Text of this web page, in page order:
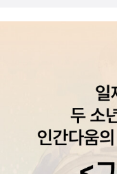
의한 논증의 전형적인
무로 존재성을 부여하
것으로 전지전능(全知
명은 <테아이테토스>
가의 특별한 순간들>
이라면, 평생도는 양반
게 평생도는 자신이 살
현재/현실태를 대상으
이미지를 갖는다면 '죽
거는 '디오니소스-아폴
통합한 철학자라는 생
리로서 현-존재를 세
가 열리고 밝혀지는 장
우리의 마음을 떠나 존
다. 세계는 우리의 마
래서 인간의 마음으로